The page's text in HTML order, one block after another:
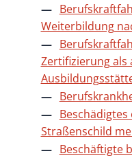
Weiterbildung
Zertifizierung als
Straßenschild
Beschäftigte